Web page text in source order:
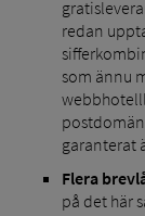
redan
som ännu
garanterat
Flera
på det här